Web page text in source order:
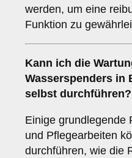
werden, um eine
Funktion zu
Kann ich die
Wasserspenders in
selbst durchführen?
Einige grundlegende
und Pflegearbeiten
durchführen, wie die